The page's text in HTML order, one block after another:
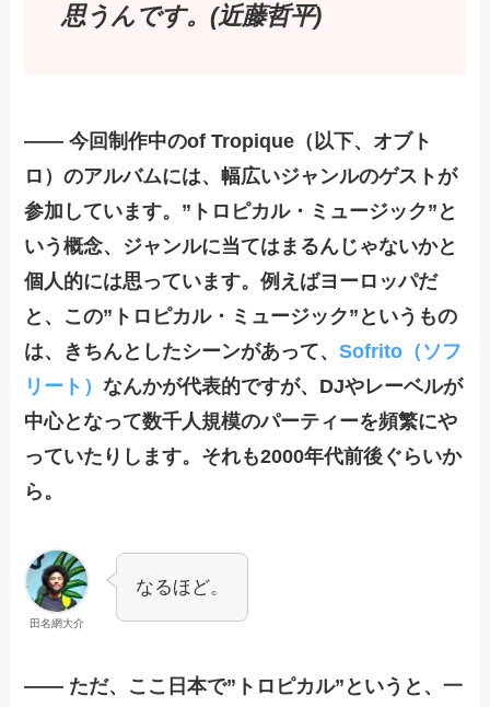
思うんです。(近藤哲平)
—— 今回制作中のof Tropique（以下、オブト
ロ）のアルバムには、幅広いジャンルのゲストが
参加しています。”トロピカル・ミュージック”と
いう概念、ジャンルに当てはまるんじゃないかと
個人的には思っています。例えばヨーロッパだ
と、この”トロピカル・ミュージック”というもの
は、きちんとしたシーンがあって、Sofrito（ソフ
リート）なんかが代表的ですが、DJやレーベルが
中心となって数千人規模のパーティーを頻繁にや
っていたりします。それも2000年代前後ぐらいか
ら。
田名網大介
なるほど。
—— ただ、ここ日本で”トロピカル”というと、一